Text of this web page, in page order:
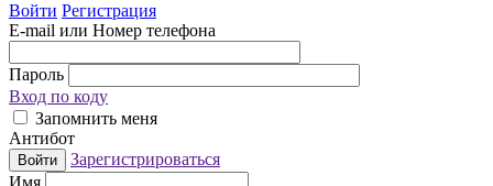
Войти Регистрация
E-mail или Номер телефона
Пароль
Вход по коду
Запомнить меня
Антибот
Войти
Зарегистрироваться